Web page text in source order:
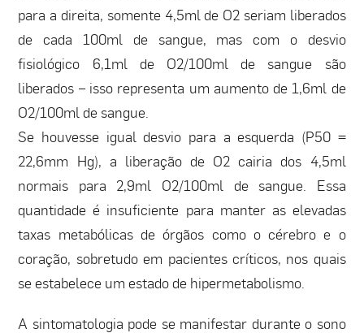
para a direita, somente 4,5ml de O2 seriam liberados
de cada 100ml de sangue, mas com o desvio
fisiológico 6,1ml de O2/100ml de sangue são
liberados – isso representa um aumento de 1,6ml de
O2/100ml de sangue.
Se houvesse igual desvio para a esquerda (P50 =
22,6mm Hg), a liberação de O2 cairia dos 4,5ml
normais para 2,9ml O2/100ml de sangue. Essa
quantidade é insuficiente para manter as elevadas
taxas metabólicas de órgãos como o cérebro e o
coração, sobretudo em pacientes críticos, nos quais
se estabelece um estado de hipermetabolismo.
A sintomatologia pode se manifestar durante o sono